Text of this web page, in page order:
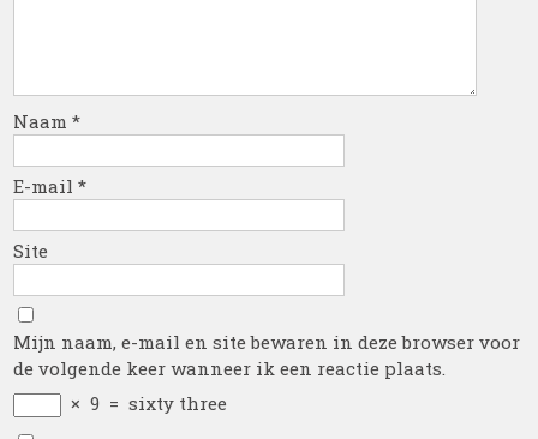
Naam*
E-mail*
Site
Mijn naam, e-mail en site bewaren in deze browser voor
de volgende keer wanneer ik een reactie plaats.
× 9 = sixty three